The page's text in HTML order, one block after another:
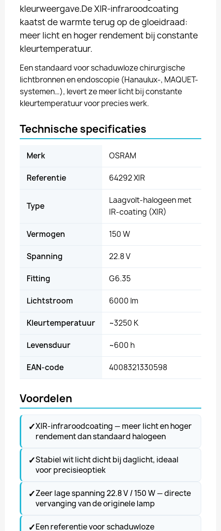
kleurweergave.De XIR-infraroodcoating
kaatst de warmte terug op de gloeidraad:
meer licht en hoger rendement bij constante
kleurtemperatuur.
Een standaard voor schaduwloze chirurgische
lichtbronnen en endoscopie (Hanaulux-, MAQUET-
systemen…), levert ze meer licht bij constante
kleurtemperatuur voor precies werk.
Technische specificaties
Merk OSRAM
Referentie 64292 XIR
Type
Laagvolt-halogeen met
IR-coating (XIR)
Vermogen 150 W
Spanning 22.8 V
Fitting G6.35
Lichtstroom 6000 lm
Kleurtemperatuur ~3250 K
Levensduur ~600 h
EAN-code 4008321330598
Voordelen
✓XIR-infraroodcoating — meer licht en hoger
rendement dan standaard halogeen
✓Stabiel wit licht dicht bij daglicht, ideaal
voor precisieoptiek
✓Zeer lage spanning 22.8 V / 150 W — directe
vervanging van de originele lamp
✓Een referentie voor schaduwloze